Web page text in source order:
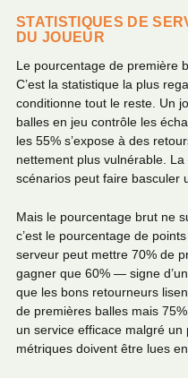
STATISTIQUES DE
DU JOUEUR
Le pourcentage de première
C’est la statistique la plus
conditionne tout le reste. Un
balles en jeu contrôle les
les 55% s’expose à des
nettement plus vulnérable.
scénarios peut faire basculer
Mais le pourcentage brut ne
c’est le pourcentage de
serveur peut mettre 70% de
gagner que 60% — signe
que les bons retourneurs
de premières balles mais
un service efficace malgré
métriques doivent être lues